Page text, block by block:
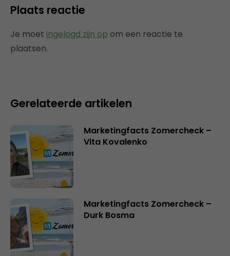
Plaats reactie
Je moet ingelogd zijn op om een reactie te
plaatsen.
Gerelateerde artikelen
Marketingfacts Zomercheck –
Vita Kovalenko
Marketingfacts Zomercheck –
Durk Bosma